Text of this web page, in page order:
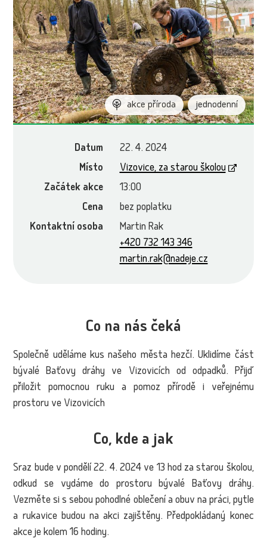
akce příroda jednodenní
Datum
22. 4. 2024
Místo
Vizovice, za starou školou
Začátek akce
13:00
Cena
bez poplatku
Kontaktní osoba
Martin Rak
+420 732 143 346
martin.rak@nadeje.cz
Co na nás čeká
Společně uděláme kus našeho města hezčí. Uklidíme část
bývalé Baťovy dráhy ve Vizovicích od odpadků. Přijď
přiložit pomocnou ruku a pomoz přírodě i veřejnému
prostoru ve Vizovicích
Co, kde a jak
Sraz bude v pondělí 22. 4. 2024 ve 13 hod za starou školou,
odkud se vydáme do prostoru bývalé Baťovy dráhy.
Vezměte si s sebou pohodlné oblečení a obuv na práci, pytle
a rukavice budou na akci zajištěny. Předpokládaný konec
akce je kolem 16 hodiny.